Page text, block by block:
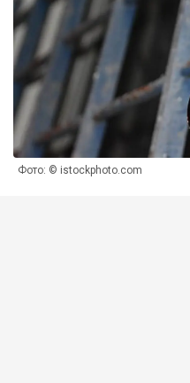
Фото: © istockphoto.com